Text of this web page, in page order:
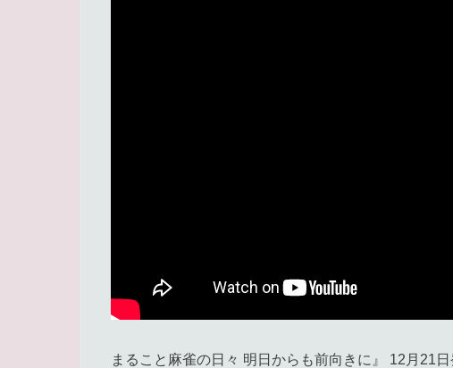
まること麻雀の日々 明日からも前向きに』 12月21